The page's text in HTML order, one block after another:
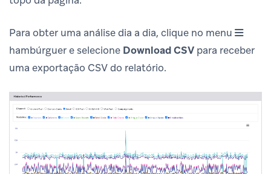
Para obter uma análise dia a dia, clique no menu
hambúrguer e selecione Download CSV para receber
uma exportação CSV do relatório.